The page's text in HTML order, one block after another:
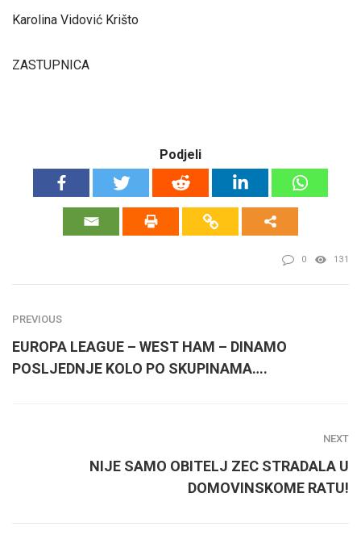
Karolina Vidović Krišto
ZASTUPNICA
Podjeli
0 131
PREVIOUS
EUROPA LEAGUE – WEST HAM – DINAMO
POSLJEDNJE KOLO PO SKUPINAMA….
NEXT
NIJE SAMO OBITELJ ZEC STRADALA U
DOMOVINSKOME RATU!